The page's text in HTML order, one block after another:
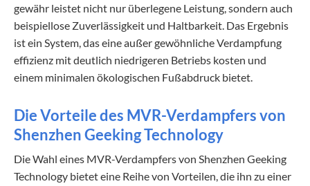
gewähr leistet nicht nur überlegene Leistung, sondern auch
beispiellose Zuverlässigkeit und Haltbarkeit. Das Ergebnis
ist ein System, das eine außer gewöhnliche Verdampfung
effizienz mit deutlich niedrigeren Betriebs kosten und
einem minimalen ökologischen Fußabdruck bietet.
Die Vorteile des MVR-Verdampfers von
Shenzhen Geeking Technology
Die Wahl eines MVR-Verdampfers von Shenzhen Geeking
Technology bietet eine Reihe von Vorteilen, die ihn zu einer